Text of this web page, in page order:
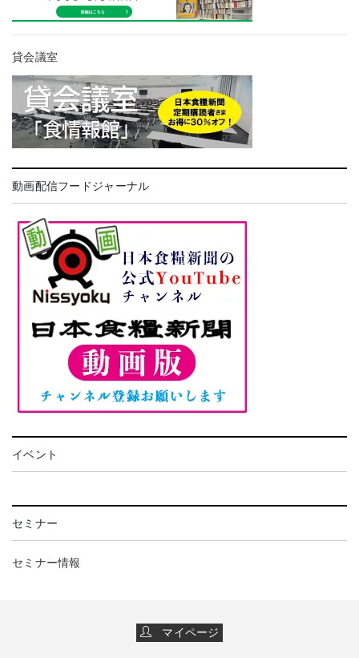
貸会議室
動画配信フードジャーナル
イベント
セミナー
セミナー情報
マイページ